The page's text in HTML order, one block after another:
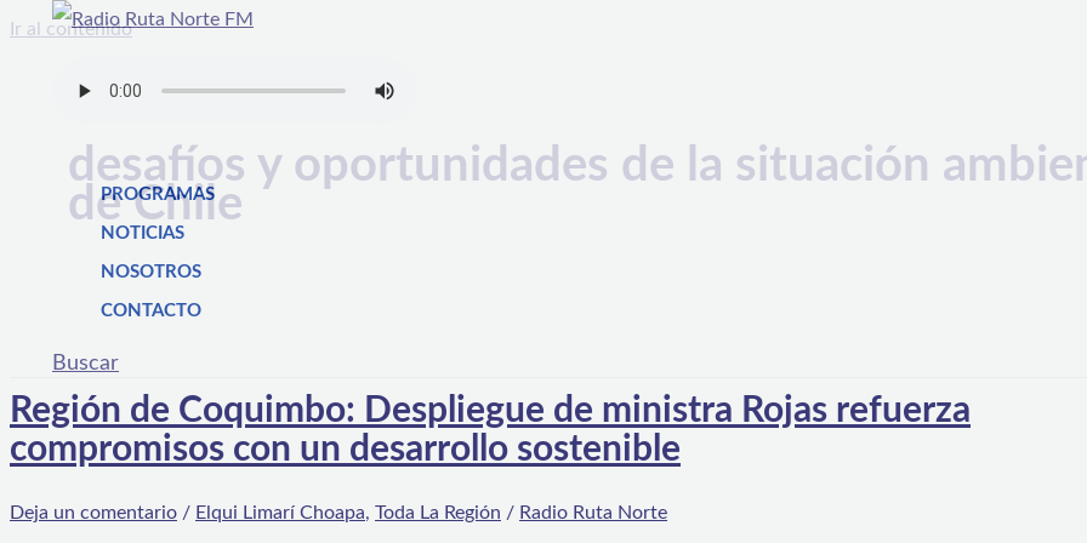
Ir al contenido
PROGRAMAS
NOTICIAS
NOSOTROS
CONTACTO
Buscar
desafíos y oportunidades de la situación
de Chile
Región de Coquimbo: Despliegue de ministra Rojas refuerza
compromisos con un desarrollo sostenible
Deja un comentario / Elqui Limarí Choapa, Toda La Región / Radio Ruta Norte